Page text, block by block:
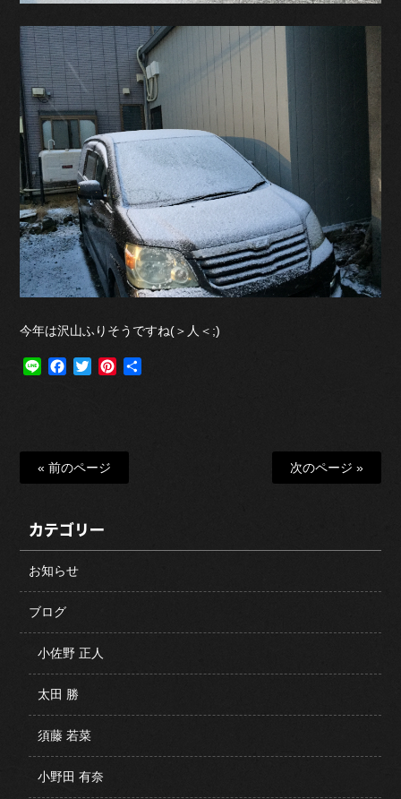
今年は沢山ふりそうですね(＞人＜;)
Line Facebook
TwitterPinterest
« 前のページ 次のページ »
カテゴリー
お知らせ
ブログ
小佐野 正人
太田 勝
須藤 若菜
小野田 有奈